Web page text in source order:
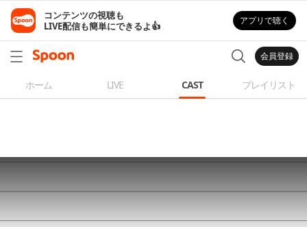
コンテンツの視聴も
LIVE配信も簡単にできるよ👍
アプリで聴く
会員登録
ホーム LIVE CAST プレイリスト